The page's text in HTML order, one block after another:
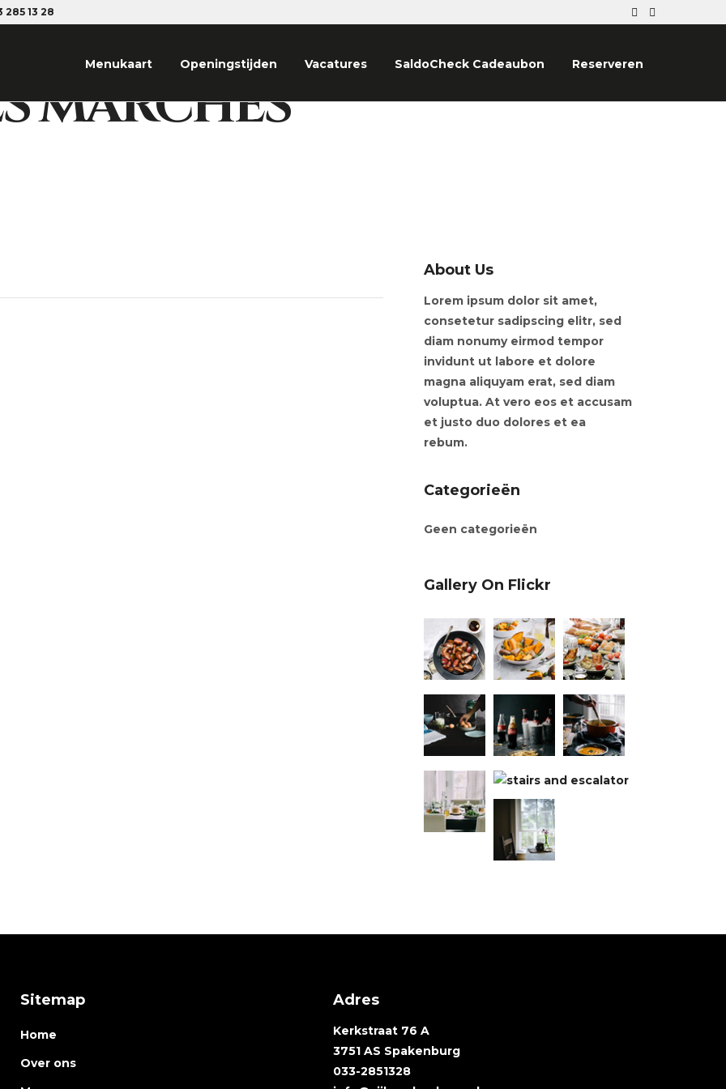
285 13 28
Menukaart Openingstijden Vacatures SaldoCheck Cadeaubon Reserveren
MARCHES
About Us
Lorem ipsum dolor sit amet,
consetetur sadipscing elitr, sed
diam nonumy eirmod tempor
invidunt ut labore et dolore
magna aliquyam erat, sed diam
voluptua. At vero eos et accusam
et justo duo dolores et ea
rebum.
Categorieën
Geen categorieën
Gallery On Flickr
Sitemap
Home
Over ons
Adres
Kerkstraat 76 A
3751 AS Spakenburg
033-2851328